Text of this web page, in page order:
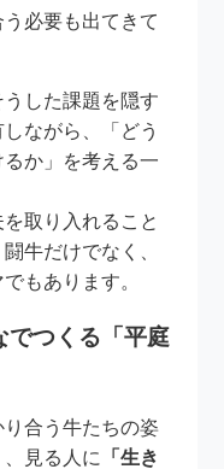
必要も出てきて
した課題を隠す
ながら、「どう
か」を考える一
取り入れること
牛だけでなく、
もあります。
でつくる「平庭
合う牛たちの姿
見る人に
「生き